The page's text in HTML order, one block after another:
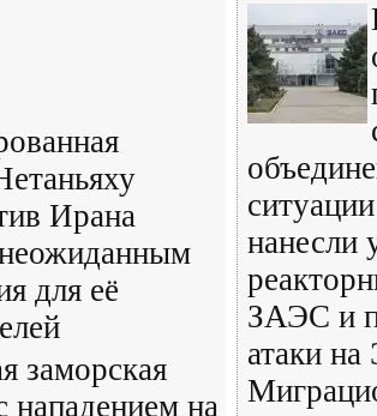
Ирана
для её
заморская
нападением на
нанесли
ЗАЭС и
атаки на